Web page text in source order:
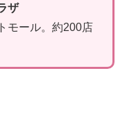
ザ
モール。約200店